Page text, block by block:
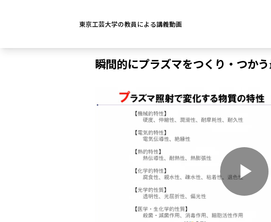
東京工芸大学の教員による講義動画
瞬間的にプラズマをつくり・つか
P